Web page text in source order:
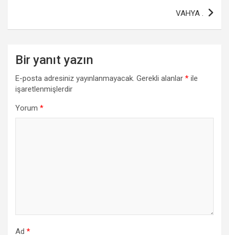
VAHYA .
Bir yanıt yazın
E-posta adresiniz yayınlanmayacak. Gerekli alanlar * ile
işaretlenmişlerdir
Yorum *
Ad *